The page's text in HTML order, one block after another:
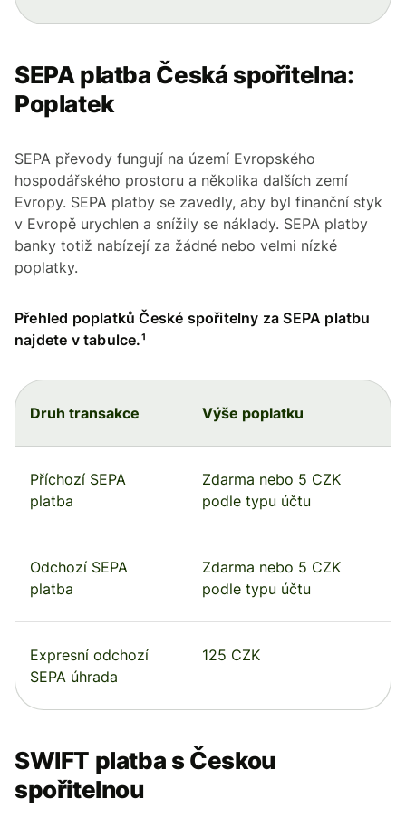
SEPA platba Česká spořitelna:
Poplatek
SEPA převody fungují na území Evropského
hospodářského prostoru a několika dalších zemí
Evropy. SEPA platby se zavedly, aby byl finanční styk
v Evropě urychlen a snížily se náklady. SEPA platby
banky totiž nabízejí za žádné nebo velmi nízké
poplatky.
Přehled poplatků České spořitelny za SEPA platbu
najdete v tabulce.¹
Druh transakce Výše poplatku
Příchozí SEPA
platba
Zdarma nebo 5 CZK
podle typu účtu
Odchozí SEPA
platba
Zdarma nebo 5 CZK
podle typu účtu
Expresní odchozí
SEPA úhrada
125 CZK
SWIFT platba s Českou
spořitelnou